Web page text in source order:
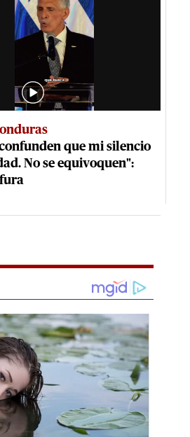
que mi silencio
No se equivoquen":